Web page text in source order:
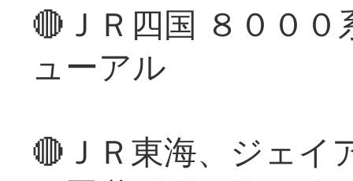
🔴ＪＲ四国 ８００
ューアル
🔴ＪＲ東海、ジェイ